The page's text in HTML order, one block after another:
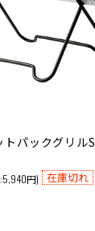
トパックグリルS
円) 在庫切れ